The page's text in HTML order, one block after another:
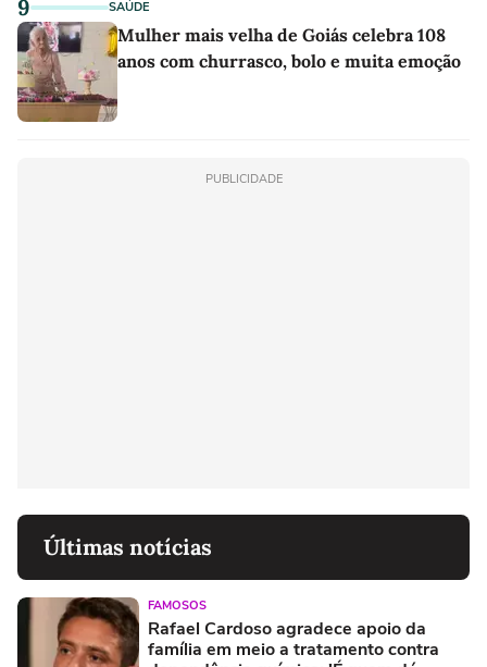
9 SAÚDE
Mulher mais velha de Goiás celebra 108
anos com churrasco, bolo e muita emoção
PUBLICIDADE
Últimas notícias
FAMOSOS
Rafael Cardoso agradece apoio da
família em meio a tratamento contra